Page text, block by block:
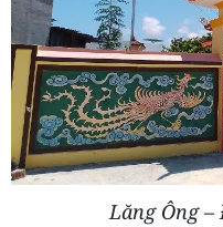
Lăng Ông –